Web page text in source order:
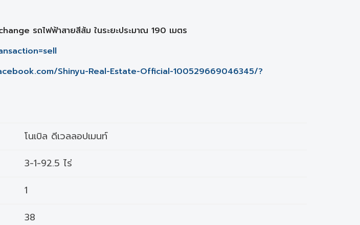
รถไฟฟ้าสายสีส้ม ในระยะประมาณ 190 เมตร
Shinyu-Real-Estate-Official-100529669046345/?
โนเบิล ดีเวลลอปเมนท์
3-1-92.5 ไร่
1
38